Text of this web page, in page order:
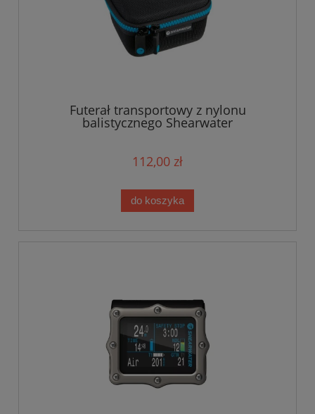
Futerał transportowy z nylonu
balistycznego Shearwater
112,00 zł
do koszyka